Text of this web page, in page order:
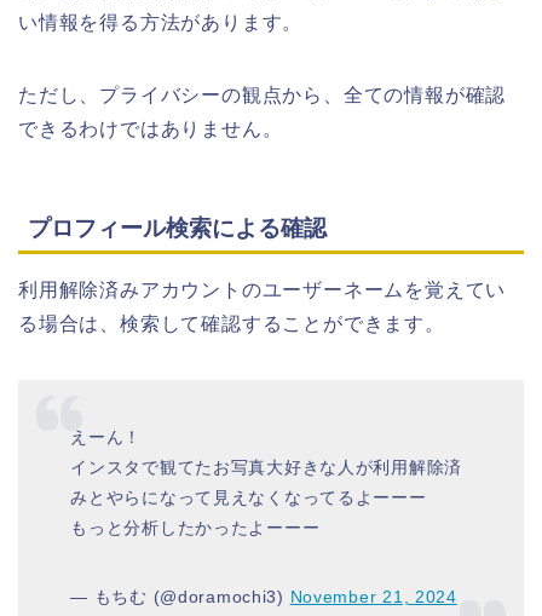
い情報を得る方法があります。
ただし、プライバシーの観点から、全ての情報が確認
できるわけではありません。
プロフィール検索による確認
利用解除済みアカウントのユーザーネームを覚えてい
る場合は、検索して確認することができます。
えーん！
インスタで観てたお写真大好きな人が利用解除済
みとやらになって見えなくなってるよーーー
もっと分析したかったよーーー
— もちむ (@doramochi3) November 21, 2024